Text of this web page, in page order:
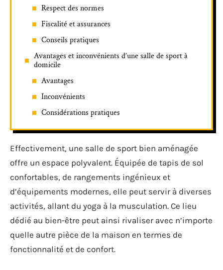
Respect des normes
Fiscalité et assurances
Conseils pratiques
Avantages et inconvénients d’une salle de sport à
domicile
Avantages
Inconvénients
Considérations pratiques
Effectivement, une salle de sport bien aménagée
offre un espace polyvalent. Équipée de tapis de sol
confortables, de rangements ingénieux et
d’équipements modernes, elle peut servir à diverses
activités, allant du yoga à la musculation. Ce lieu
dédié au bien-être peut ainsi rivaliser avec n’importe
quelle autre pièce de la maison en termes de
fonctionnalité et de confort.